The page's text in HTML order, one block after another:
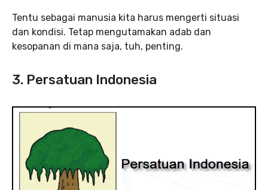
Tentu sebagai manusia kita harus mengerti situasi
dan kondisi. Tetap mengutamakan adab dan
kesopanan di mana saja, tuh, penting.
3. Persatuan Indonesia